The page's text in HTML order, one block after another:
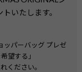
いたします。
ッパーバッグ プレゼ
望する」
ください。